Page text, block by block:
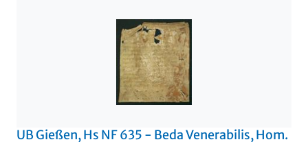
UB Gießen, Hs NF 635 - Beda Venerabilis, Hom.